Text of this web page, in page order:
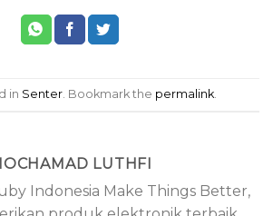
in Senter . Bookmark the permalink
LUTHFI
Indonesia Make Things Better,